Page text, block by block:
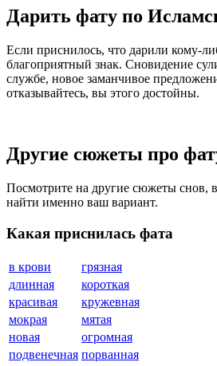
Дарить фату по
Если приснилось, что дарили кому-
благоприятный знак. Сновидение
службе, новое заманчивое
отказывайтесь, вы этого достойны.
Другие сюжеты про
Посмотрите на другие сюжеты снов,
найти именно ваш вариант.
Какая приснилась фата
в крови
грязная
длинная
короткая
красивая
кружевная
мокрая
мятая
новая
огромная
подвенечная порванная